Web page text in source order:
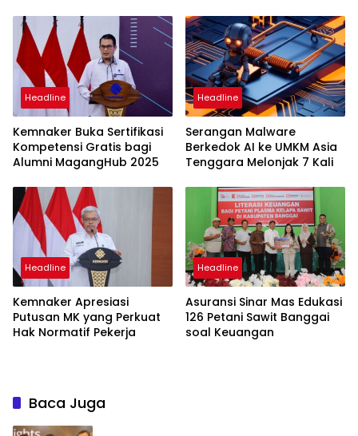
Headline
Kemnaker Buka Sertifikasi
Kompetensi Gratis bagi
Alumni MagangHub 2025
Headline
Serangan Malware
Berkedok AI ke UMKM Asia
Tenggara Melonjak 7 Kali
Headline
Kemnaker Apresiasi
Putusan MK yang Perkuat
Hak Normatif Pekerja
Headline
Asuransi Sinar Mas Edukasi
126 Petani Sawit Banggai
soal Keuangan
Baca Juga